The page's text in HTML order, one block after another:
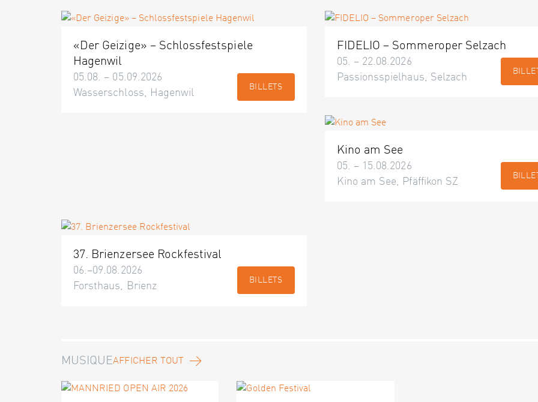
«Der Geizige» – Schlossfestspiele
Hagenwil
05.08. – 05.09.2026
Wasserschloss, Hagenwil
BILLETS
FIDELIO – Sommeroper Selzach
05. – 22.08.2026
Passionsspielhaus, Selzach
Kino am See
05. – 15.08.2026
Kino am See, Pfäffikon SZ
37. Brienzersee Rockfestival
06.–09.08.2026
Forsthaus, Brienz
BILLETS
MUSIQUEAFFICHER TOUT